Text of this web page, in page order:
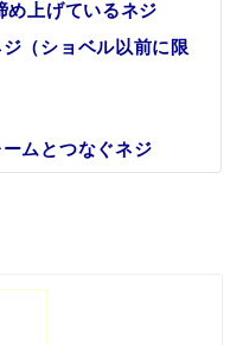
め上げているネジ
（ショベル以前に限
ムとつなぐネジ